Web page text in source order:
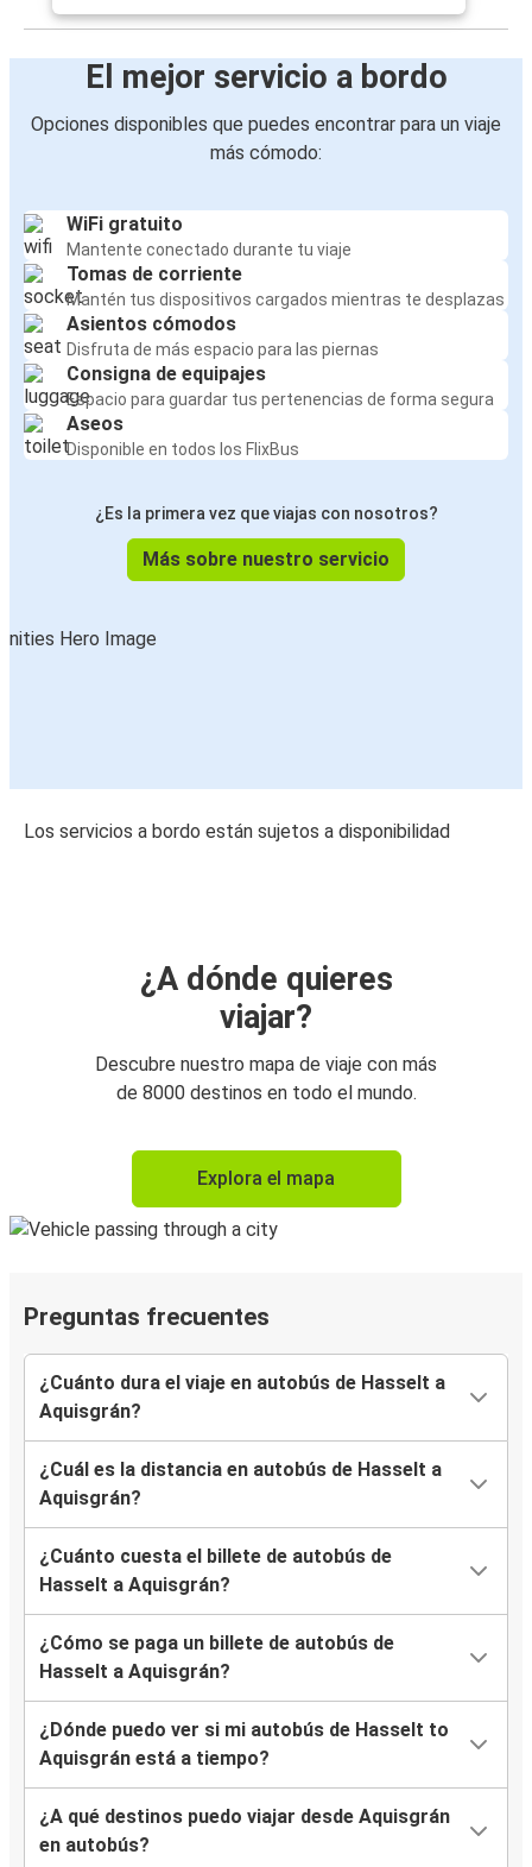
El mejor servicio a bordo
Opciones disponibles que puedes encontrar para un viaje
más cómodo:
WiFi gratuito
Mantente conectado durante tu viaje
Tomas de corriente
Mantén tus dispositivos cargados mientras te desplazas
Asientos cómodos
Disfruta de más espacio para las piernas
Consigna de equipajes
Espacio para guardar tus pertenencias de forma segura
Aseos
Disponible en todos los FlixBus
¿Es la primera vez que viajas con nosotros?
Más sobre nuestro servicio
Los servicios a bordo están sujetos a disponibilidad
¿A dónde quieres
viajar?
Descubre nuestro mapa de viaje con más
de 8000 destinos en todo el mundo.
Explora el mapa
Preguntas frecuentes
¿Cuánto dura el viaje en autobús de Hasselt a
Aquisgrán?
¿Cuál es la distancia en autobús de Hasselt a
Aquisgrán?
¿Cuánto cuesta el billete de autobús de
Hasselt a Aquisgrán?
¿Cómo se paga un billete de autobús de
Hasselt a Aquisgrán?
¿Dónde puedo ver si mi autobús de Hasselt to
Aquisgrán está a tiempo?
¿A qué destinos puedo viajar desde Aquisgrán
en autobús?